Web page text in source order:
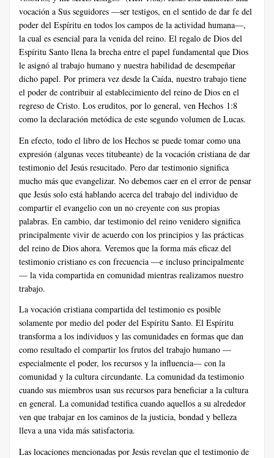
vocación a Sus seguidores —ser testigos, en el sentido de dar fe del
poder del Espíritu en todos los campos de la actividad humana—,
la cual es esencial para la venida del reino. El regalo de Dios del
Espíritu Santo llena la brecha entre el papel fundamental que Dios
le asignó al trabajo humano y nuestra habilidad de desempeñar
dicho papel. Por primera vez desde la Caída, nuestro trabajo tiene
el poder de contribuir al establecimiento del reino de Dios en el
regreso de Cristo. Los eruditos, por lo general, ven Hechos 1:8
como la declaración metódica de este segundo volumen de Lucas.
En efecto, todo el libro de los Hechos se puede tomar como una
expresión (algunas veces titubeante) de la vocación cristiana de dar
testimonio del Jesús resucitado. Pero dar testimonio significa
mucho más que evangelizar. No debemos caer en el error de pensar
que Jesús solo está hablando acerca del trabajo del individuo de
compartir el evangelio con un no creyente con sus propias
palabras. En cambio, dar testimonio del reino venidero significa
principalmente vivir de acuerdo con los principios y las prácticas
del reino de Dios ahora. Veremos que la forma más eficaz del
testimonio cristiano es con frecuencia —e incluso principalmente
— la vida compartida en comunidad mientras realizamos nuestro
trabajo.
La vocación cristiana compartida del testimonio es posible
solamente por medio del poder del Espíritu Santo. El Espíritu
transforma a los individuos y las comunidades en formas que dan
como resultado el compartir los frutos del trabajo humano —
especialmente el poder, los recursos y la influencia— con la
comunidad y la cultura circundante. La comunidad da testimonio
cuando sus miembros usan sus recursos para beneficiar a la cultura
en general. La comunidad testifica cuando aquellos a su alrededor
ven que trabajar en los caminos de la justicia, bondad y belleza
lleva a una vida más satisfactoria.
Las locaciones mencionadas por Jesús revelan que el testimonio de